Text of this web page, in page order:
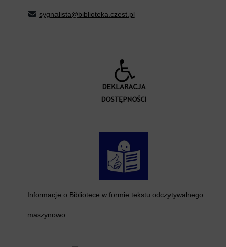
sygnalista@biblioteka.czest.pl
Informacje o Bibliotece w formie tekstu odczytywalnego
maszynowo